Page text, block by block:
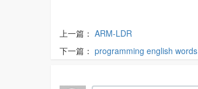
上一篇： ARM-LDR
下一篇： programming english words